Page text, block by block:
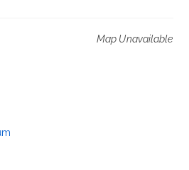
Map Unavailable